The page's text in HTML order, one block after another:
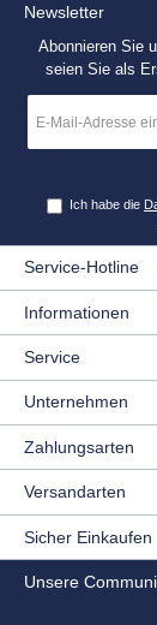
Newsletter
Abonnieren Sie
seien Sie als
Mail-
Ich habe die
Service-Hotline
Informationen
Service
Unternehmen
Zahlungsarten
Versandarten
Sicher Einkaufen
Unsere